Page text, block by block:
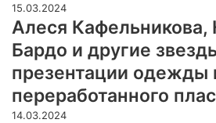
15.03.2024
Алеся Кафельникова,
Бардо и другие
презентации одежды
переработанного
14.03.2024